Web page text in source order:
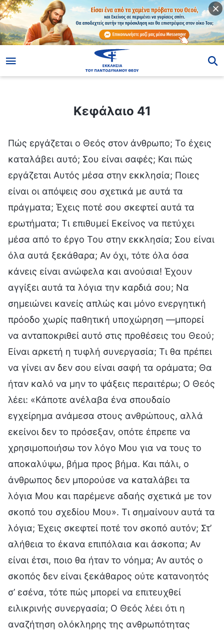
Κεφάλαιο 41
Πώς εργάζεται ο Θεός στον άνθρωπο; Το έχεις
καταλάβει αυτό; Σου είναι σαφές; Και πώς
εργάζεται Αυτός μέσα στην εκκλησία; Ποιες
είναι οι απόψεις σου σχετικά με αυτά τα
πράγματα; Έχεις ποτέ σου σκεφτεί αυτά τα
ερωτήματα; Τι επιθυμεί Εκείνος να πετύχει
μέσα από το έργο Του στην εκκλησία; Σου είναι
όλα αυτά ξεκάθαρα; Αν όχι, τότε όλα όσα
κάνεις είναι ανώφελα και ανούσια! Έχουν
αγγίξει αυτά τα λόγια την καρδιά σου; Να
σημειώνει κανείς απλώς και μόνο ενεργητική
πρόοδο χωρίς παθητική υποχώρηση —μπορεί
να ανταποκριθεί αυτό στις προθέσεις του Θεού;
Είναι αρκετή η τυφλή συνεργασία; Τι θα πρέπει
να γίνει αν δεν σου είναι σαφή τα οράματα; Θα
ήταν καλό να μην το ψάξεις περαιτέρω; Ο Θεός
λέει: «Κάποτε ανέλαβα ένα σπουδαίο
εγχείρημα ανάμεσα στους ανθρώπους, αλλά
εκείνοι δεν το πρόσεξαν, οπότε έπρεπε να
χρησιμοποιήσω τον λόγο Μου για να τους το
αποκαλύψω, βήμα προς βήμα. Και πάλι, ο
άνθρωπος δεν μπορούσε να καταλάβει τα
λόγια Μου και παρέμενε αδαής σχετικά με τον
σκοπό του σχεδίου Μου». Τι σημαίνουν αυτά τα
λόγια; Έχεις σκεφτεί ποτέ τον σκοπό αυτόν; Στ’
αλήθεια το έκανα επιπόλαια και άσκοπα; Αν
είναι έτσι, ποιο θα ήταν το νόημα; Αν αυτός ο
σκοπός δεν είναι ξεκάθαρος ούτε κατανοητός
σ’ εσένα, τότε πώς μπορεί να επιτευχθεί
ειλικρινής συνεργασία; Ο Θεός λέει ότι η
αναζήτηση ολόκληρης της ανθρωπότητας